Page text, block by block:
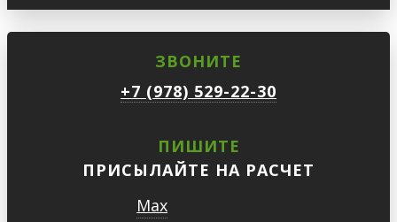
ЗВОНИТЕ
+7 (978) 529-22-30
ПИШИТЕ
ПРИСЫЛАЙТЕ НА РАСЧЕТ
Max